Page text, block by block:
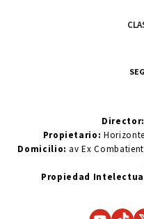
Director:
Propietario:
Domicilio: av Ex
Propiedad